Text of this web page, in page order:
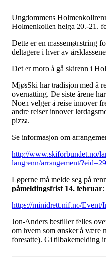
Ungdommens
Holmenkollen helga 20.-21.
Dette er en massemønstring
deltagere i hver av
Det er moro å gå skirenn i
MjøsSki har tradisjon med å
overnatting. De siste årene
Noen velger å reise innover
andre reiser innover
pizza.
Se informasjon om
http://www.skiforbundet.no/
langrenn/arrangement/
Løperne må melde seg på
påmeldingsfrist 14. februar:
https://minidrett.nif.no/Event/
Jon-Anders bestiller felles
om hvem som ønsker å være
foresatte). Gi tilbakemelding